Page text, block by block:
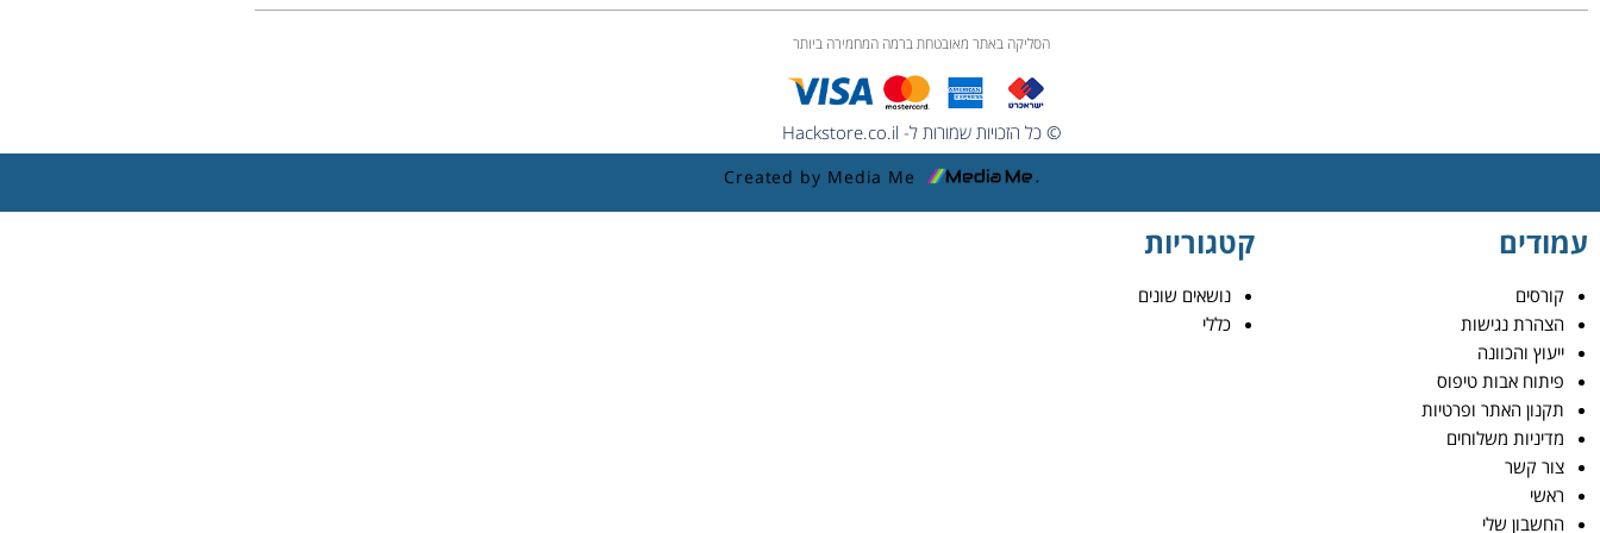
הסליקה באתר מאובטחת ברמה המחמירה ביותר
© כל הזכויות שמורות ל- Hackstore.co.il
Created by Media Me
עמודים
קורסים
הצהרת נגישות
ייעוץ והכוונה
פיתוח אבות טיפוס
תקנון האתר ופרטיות
מדיניות משלוחים
צור קשר
ראשי
החשבון שלי
קטגוריות
נושאים שונים
כללי